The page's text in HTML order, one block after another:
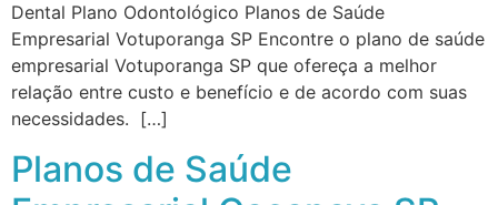
Dental Plano Odontológico Planos de Saúde
Empresarial Votuporanga SP Encontre o plano de saúde
empresarial Votuporanga SP que ofereça a melhor
relação entre custo e benefício e de acordo com suas
necessidades. […]
Planos de Saúde